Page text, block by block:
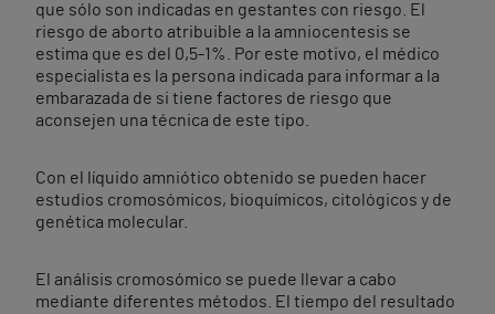
que sólo son indicadas en gestantes con riesgo. El
riesgo de aborto atribuible a la amniocentesis se
estima que es del 0,5-1%. Por este motivo, el médico
especialista es la persona indicada para informar a la
embarazada de si tiene factores de riesgo que
aconsejen una técnica de este tipo.
Con el líquido amniótico obtenido se pueden hacer
estudios cromosómicos, bioquímicos, citológicos y de
genética molecular.
El análisis cromosómico se puede llevar a cabo
mediante diferentes métodos. El tiempo del resultado